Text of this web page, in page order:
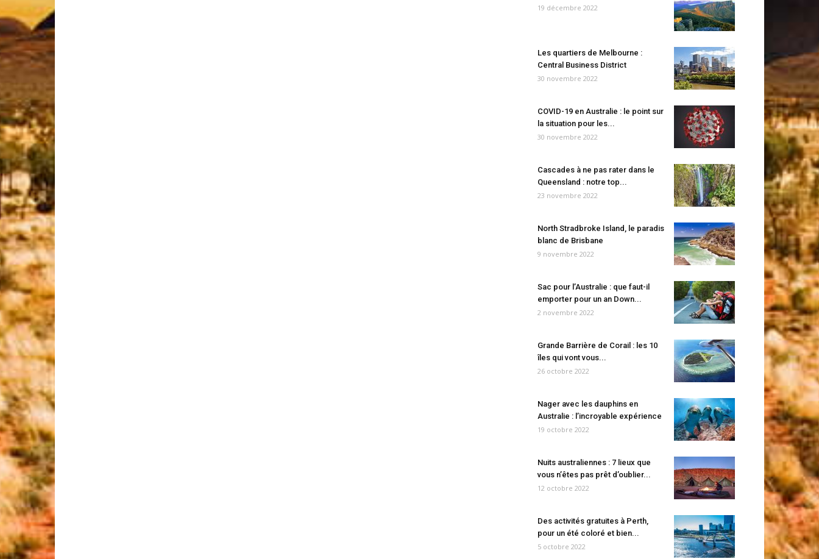
19 décembre 2022
Les quartiers de Melbourne :
Central Business District
30 novembre 2022
COVID-19 en Australie : le point sur
la situation pour les...
30 novembre 2022
Cascades à ne pas rater dans le
Queensland : notre top...
23 novembre 2022
North Stradbroke Island, le paradis
blanc de Brisbane
9 novembre 2022
Sac pour l’Australie : que faut-il
emporter pour un an Down...
2 novembre 2022
Grande Barrière de Corail : les 10
îles qui vont vous...
26 octobre 2022
Nager avec les dauphins en
Australie : l’incroyable expérience
19 octobre 2022
Nuits australiennes : 7 lieux que
vous n’êtes pas prêt d’oublier...
12 octobre 2022
Des activités gratuites à Perth,
pour un été coloré et bien...
5 octobre 2022